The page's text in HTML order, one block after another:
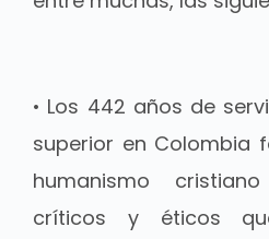
• Los 442 años de
superior en Colombia
humanismo
críticos y éticos